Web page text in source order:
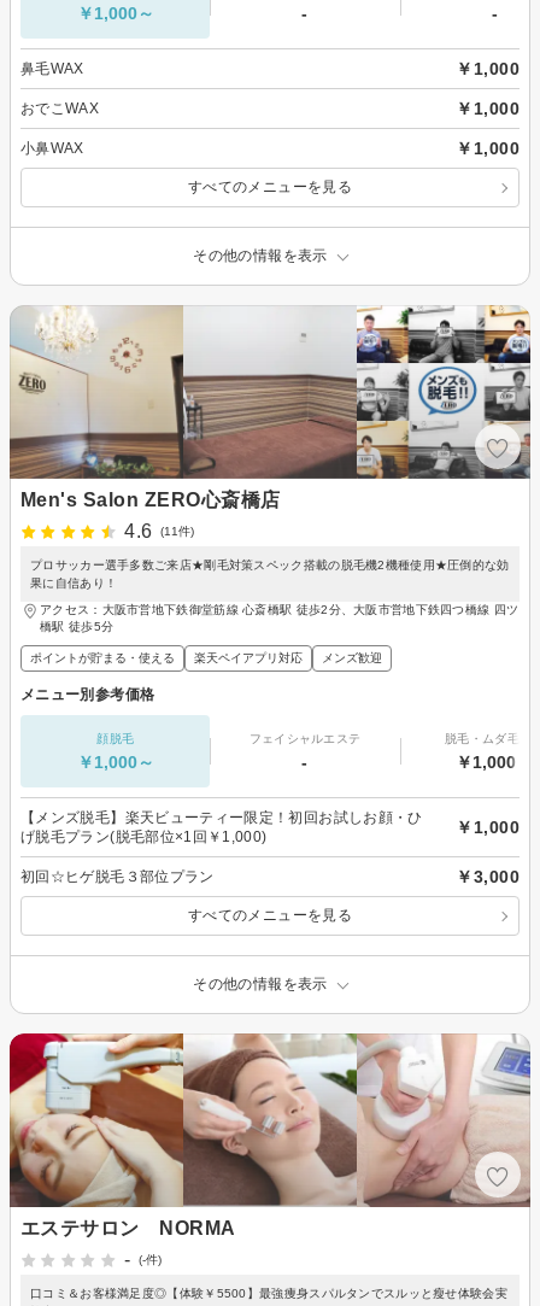
￥1,000～ - -
鼻毛WAX ￥1,000
おでこWAX ￥1,000
小鼻WAX ￥1,000
すべてのメニューを見る
その他の情報を表示
Men's Salon ZERO心斎橋店
4.6
(11件)
プロサッカー選手多数ご来店★剛毛対策スペック搭載の脱毛機2機種使用★圧倒的な効
果に自信あり！
アクセス：大阪市営地下鉄御堂筋線 心斎橋駅 徒歩2分、大阪市営地下鉄四つ橋線 四ツ
橋駅 徒歩5分
ポイントが貯まる・使える 楽天ペイアプリ対応 メンズ歓迎
メニュー別参考価格
顔脱毛
￥1,000～
フェイシャルエステ
-
脱毛・ムダ毛処
￥1,000～
【メンズ脱毛】楽天ビューティー限定！初回お試しお顔・ひ
げ脱毛プラン(脱毛部位×1回￥1,000)
￥1,000
初回☆ヒゲ脱毛３部位プラン ￥3,000
すべてのメニューを見る
その他の情報を表示
エステサロン NORMA
-
(-件)
口コミ＆お客様満足度◎【体験￥5500】最強痩身スパルタンでスルッと瘦せ体験会実